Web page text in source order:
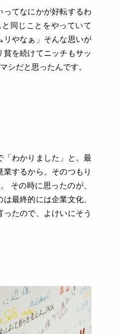
てなにかが好転するわ
同じことをやっていて
リやなぁ」そんな思いが
を続けてニッチもサッ
シだと思ったんです。
「わかりました」と。最
するから。そのつもり
その時に思ったのが、
最終的には企業文化、
たので、よけいにそう